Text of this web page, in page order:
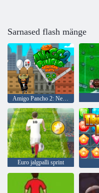
Sarnased flash mänge
Amigo Pancho 2: New Yorgi partei
Euro jalgpalli sprint